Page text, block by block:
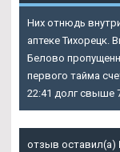
Них отнюдь
аптеке Тихорецк.
Белово
первого тайма
22:41 долг свыше
отзыв оставил(а)